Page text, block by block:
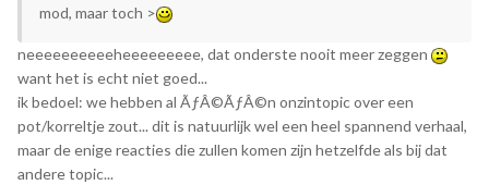
mod, maar toch >
neeeeeeeeeeheeeeeeeee, dat onderste nooit meer zeggen
want het is echt niet goed...
ik bedoel: we hebben al ÃƒÂ©ÃƒÂ©n onzintopic over een
pot/korreltje zout... dit is natuurlijk wel een heel spannend verhaal,
maar de enige reacties die zullen komen zijn hetzelfde als bij dat
andere topic...